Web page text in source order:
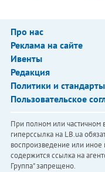
Про нас
Реклама на сайте
Ивенты
Редакция
Политики и стандарты
Пользовательское
При полном или частичном
гиперссылка на LB.ua
воспроизведение или иное
содержится ссылка на
Группа" запрещено.